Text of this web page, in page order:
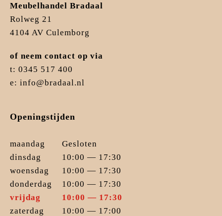
Meubelhandel Bradaal
Rolweg 21
4104 AV Culemborg
of neem contact op via
t: 0345 517 400
e: info@bradaal.nl
Openingstijden
maandag
Gesloten
dinsdag
10:00 — 17:30
woensdag
10:00 — 17:30
donderdag
10:00 — 17:30
vrijdag
10:00 — 17:30
zaterdag
10:00 — 17:00